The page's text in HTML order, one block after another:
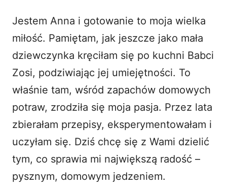
e
o
Jestem Anna i gotowanie to moja wielka
miłość. Pamiętam, jak jeszcze jako mała
dziewczynka kręciłam się po kuchni Babci
Zosi, podziwiając jej umiejętności. To
właśnie tam, wśród zapachów domowych
potraw, zrodziła się moja pasja. Przez lata
zbierałam przepisy, eksperymentowałam i
uczyłam się. Dziś chcę się z Wami dzielić
tym, co sprawia mi największą radość –
pysznym, domowym jedzeniem.